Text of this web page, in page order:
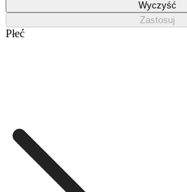
Wyczyść
Zastosuj
Płeć